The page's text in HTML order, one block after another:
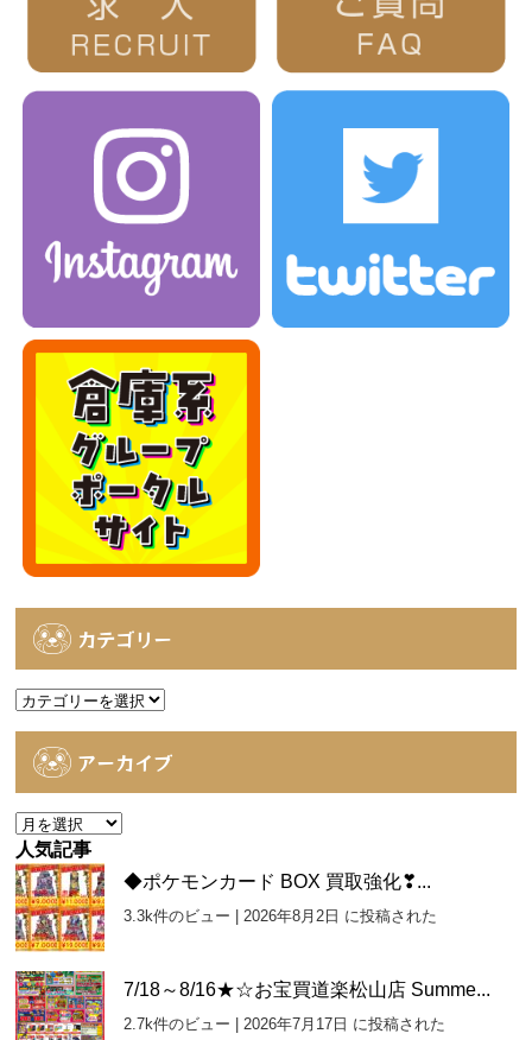
カテゴリー
カ
アーカイブ
ア
ー
カ
イ
ブ
人気記事
◆ポケモンカード BOX 買取強化❣...
3.3k件のビュー | 2026年8月2日 に投稿された
7/18～8/16★☆お宝買道楽松山店 Summe...
2.7k件のビュー | 2026年7月17日 に投稿された